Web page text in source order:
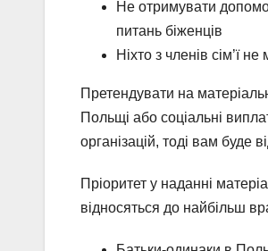
Не отримувати
питань біженців
Ніхто з членів сім’ї
Претендувати на
Польщі або соціальні
організацій, тоді вам буде
Пріоритет у наданні
відносяться до найбільш